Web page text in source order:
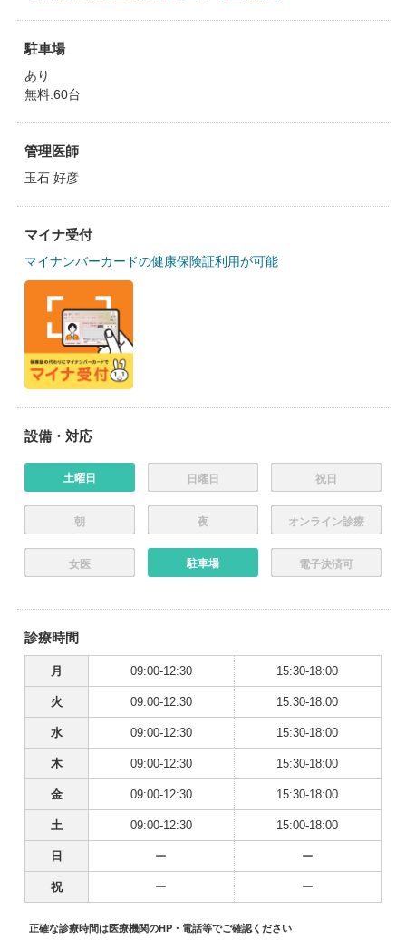
駐車場
あり
無料:60台
管理医師
玉石 好彦
マイナ受付
マイナンバーカードの健康保険証利用が可能
設備・対応
土曜日 日曜日 祝日
朝 夜 オンライン診療
女医 駐車場 電子決済可
診療時間
月 09:00-12:30 15:30-18:00
火 09:00-12:30 15:30-18:00
水 09:00-12:30 15:30-18:00
木 09:00-12:30 15:30-18:00
金 09:00-12:30 15:30-18:00
土 09:00-12:30 15:00-18:00
日 ー ー
祝 ー ー
正確な診療時間は医療機関のHP・電話等でご確認ください